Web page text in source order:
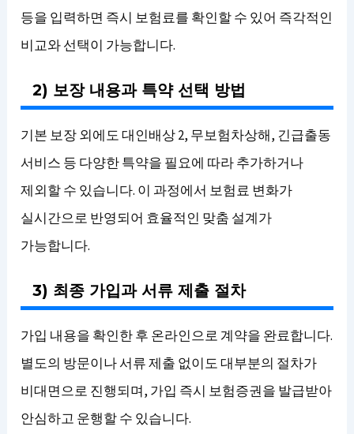
등을 입력하면 즉시 보험료를 확인할 수 있어 즉각적인
비교와 선택이 가능합니다.
2) 보장 내용과 특약 선택 방법
기본 보장 외에도 대인배상 2, 무보험차상해, 긴급출동
서비스 등 다양한 특약을 필요에 따라 추가하거나
제외할 수 있습니다. 이 과정에서 보험료 변화가
실시간으로 반영되어 효율적인 맞춤 설계가
가능합니다.
3) 최종 가입과 서류 제출 절차
가입 내용을 확인한 후 온라인으로 계약을 완료합니다.
별도의 방문이나 서류 제출 없이도 대부분의 절차가
비대면으로 진행되며, 가입 즉시 보험증권을 발급받아
안심하고 운행할 수 있습니다.